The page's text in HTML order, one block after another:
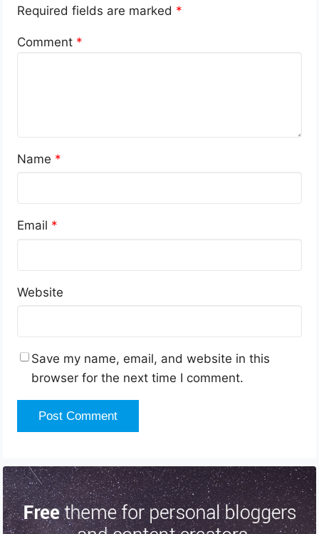
Required fields are marked *
Comment *
Name *
Email *
Website
Save my name, email, and website in this
browser for the next time I comment.